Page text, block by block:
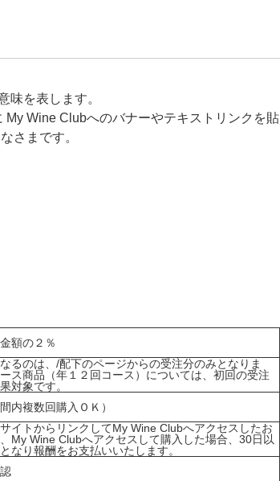
味を表します。
Wine Clubへのバナーやテキストリンクを貼
さまです。
額の２％
るのは、/配下のページからの受注分のみとなりま
ス商品（年１２回コース）については、初回の受注
対象です。
内複数回購入ＯＫ）
イトからリンクしてMy Wine Clubへアクセスしたお
My Wine Clubへアクセスして購入した場合、30日以
なり報酬をお支払いいたします。